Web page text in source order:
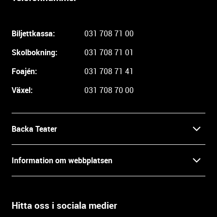
Biljettkassa:
031 708 71 00
Skolbokning:
031 708 71 01
Foajén:
031 708 71 41
Växel:
031 708 70 00
Backa Teater
Press
Prao, praktik och lediga tjänster
Information om webbplatsen
Tillgänglighetsdatabasen
Hitta oss i sociala medier